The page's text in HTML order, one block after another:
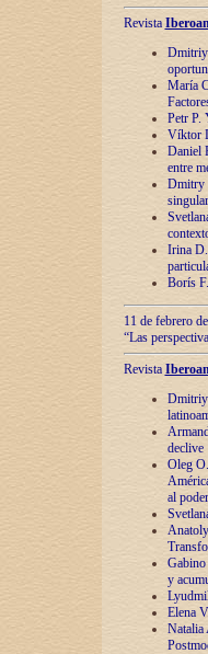
Revista
Dmitriy
María
Petr P.
Víktor
Daniel
entre
Dmitry
Irina
Borís
11 de febrero
“Las
Revista
Dmitriy
declive
Oleg
al poder
y
Elena
Natalia